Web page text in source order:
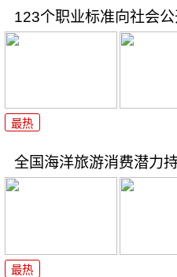
123个职业标准向社会
最热
全国海洋旅游消费潜力
最热